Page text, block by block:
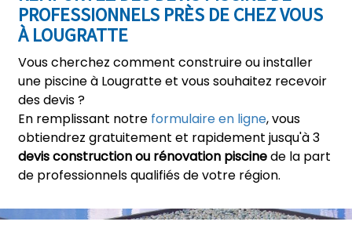
PROFESSIONNELS PRÈS DE CHEZ VOUS
À LOUGRATTE
Vous cherchez comment construire ou installer
une piscine à Lougratte et vous souhaitez recevoir
des devis ?
En remplissant notre formulaire en ligne, vous
obtiendrez gratuitement et rapidement jusqu'à 3
devis construction ou rénovation piscinede la part
de professionnels qualifiés de votre région.